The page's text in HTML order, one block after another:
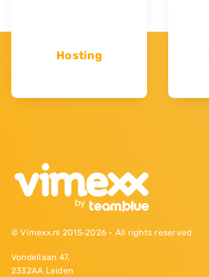
Hosting
© Vimexx.nl 2015‐2026 - All rights reserved
Vondellaan 47,
2332AA Leiden